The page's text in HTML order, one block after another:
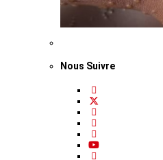
Nous Suivre